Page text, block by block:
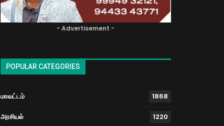
- Advertisement -
POPULAR CATEGORIES
மாவட்டம் 1868
அரசியல் 1220